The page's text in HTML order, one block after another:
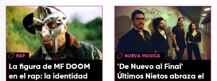
RAP
La figura de MF DOOM
en el rap: la identidad
NUEVA MUSICA
'De Nuevo al Final'
Últimos Nietos abraza el